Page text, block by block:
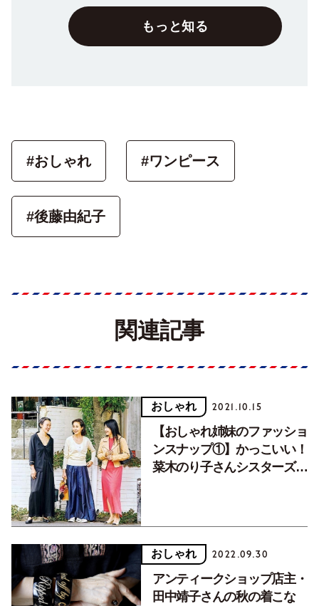
もっと知る
#おしゃれ #ワンピース
#後藤由紀子
関連記事
おしゃれ 2021.10.15
【おしゃれ姉妹のファッショ
ンスナップ①】かっこいい！
菜木のり子さんシスターズ登
おしゃれ 2022.09.30
アンティークショップ店主・
田中靖子さんの秋の着こな